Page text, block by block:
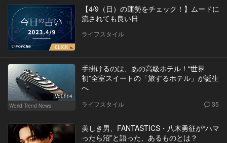
【4/9（日）の運勢をチェック！】ムードに
流されても良い日
ライフスタイル
Vol.114
World Trend News
手掛けるのは、あの高級ホテル！“世界
初”全室スイートの「旅するホテル」が誕生
へ
ライフスタイル 35
美しき男、FANTASTICS・八木勇征が“ハマ
ったら沼”と語った、あるものとは？